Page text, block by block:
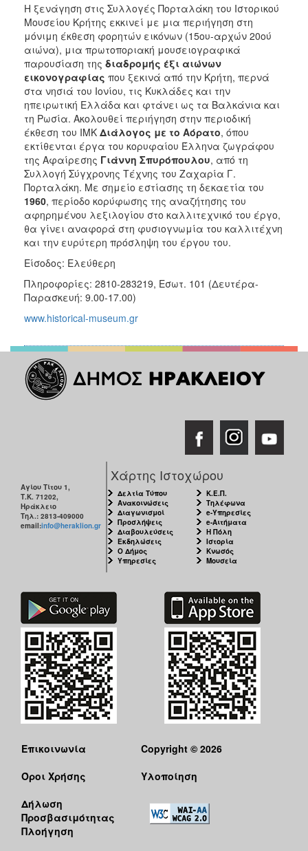
Η ξενάγηση στις Συλλογές Πορταλάκη του Ιστορικού
Μουσείου Κρήτης εκκινεί με μια περιήγηση στη
μόνιμη έκθεση φορητών εικόνων (15ου-αρχών 20ού
αιώνα), μια πρωτοποριακή μουσειογραφικά
παρουσίαση της διαδρομής έξι αιώνων
εικονογραφίας που ξεκινά από την Κρήτη, περνά
στα νησιά του Ιονίου, τις Κυκλάδες και την
ηπειρωτική Ελλάδα και φτάνει ως τα Βαλκάνια και
τη Ρωσία. Ακολουθεί περιήγηση στην περιοδική
έκθεση του ΙΜΚ Διάλογος με το Αόρατο, όπου
εκτίθενται έργα του κορυφαίου Έλληνα ζωγράφου
της Αφαίρεσης Γιάννη Σπυρόπουλου, από τη
Συλλογή Σύγχρονης Τέχνης του Ζαχαρία Γ.
Πορταλάκη. Με σημείο εστίασης τη δεκαετία του
1960, περίοδο κορύφωσης της αναζήτησης του
αφηρημένου λεξιλογίου στο καλλιτεχνικό του έργο,
θα γίνει αναφορά στη φυσιογνωμία του καλλιτέχνη
και την ευρύτερη πρόσληψη του έργου του.
Είσοδος: Ελεύθερη
Πληροφορίες: 2810-283219, Εσωτ. 101 (Δευτέρα-
Παρασκευή: 9.00-17.00)
www.historical-museum.gr
Αγίου Τίτου 1,
Τ.Κ. 71202,
Ηράκλειο
Τηλ.: 2813-409000
email:info@heraklion.gr
Χάρτης Ιστοχώρου
Δελτία Τύπου
Ανακοινώσεις
Διαγωνισμοί
Προσλήψεις
Διαβουλεύσεις
Εκδηλώσεις
Ο Δήμος
Υπηρεσίες
Κ.Ε.Π.
Τηλέφωνα
e-Υπηρεσίες
e-Αιτήματα
Η Πόλη
Ιστορία
Κνωσός
Μουσεία
Επικοινωνία
Όροι Χρήσης
Δήλωση
Προσβασιμότητας
Πλοήγηση
Copyright © 2026
Υλοποίηση